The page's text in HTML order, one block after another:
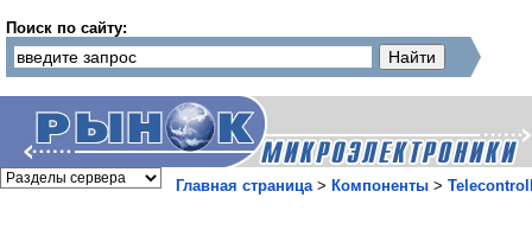
Поиск по сайту:
Главная страница> Компоненты >